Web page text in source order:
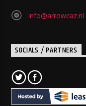
info@arrowcaz.nl
SOCIALS / PARTNERS